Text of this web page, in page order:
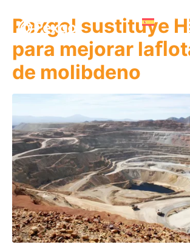
Pexgol sustituye
para mejorar
de molibdeno